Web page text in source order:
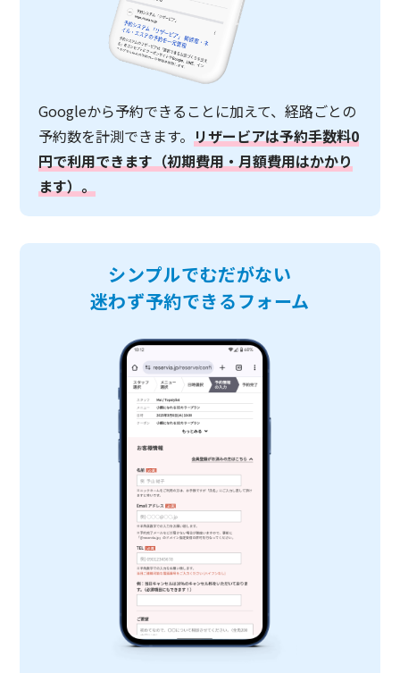
Googleから予約できることに加えて、経路ごとの
予約数を計測できます。 リザービアは予約手数料0
円で利用できます（初期費用・月額費用はかかり
ます）。
シンプルでむだがない
迷わず予約できるフォーム